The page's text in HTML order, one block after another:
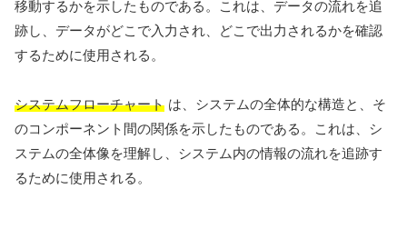
移動するかを示したものである。これは、データの流れを追
跡し、データがどこで入力され、どこで出力されるかを確認
するために使用される。
システムフローチャート は、システムの全体的な構造と、そ
のコンポーネント間の関係を示したものである。これは、シ
ステムの全体像を理解し、システム内の情報の流れを追跡す
るために使用される。